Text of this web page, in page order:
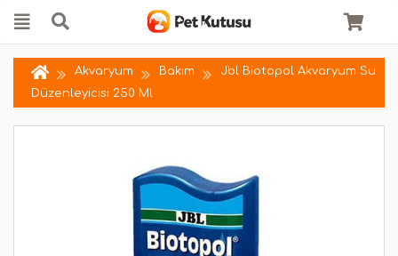
Akvaryum Bakım
Jbl Biotopol Akvaryum Su
Düzenleyicisi 250 Ml